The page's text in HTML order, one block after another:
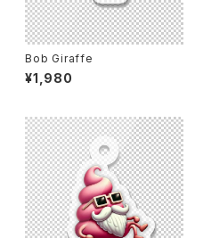
Bob Giraffe
¥1,980